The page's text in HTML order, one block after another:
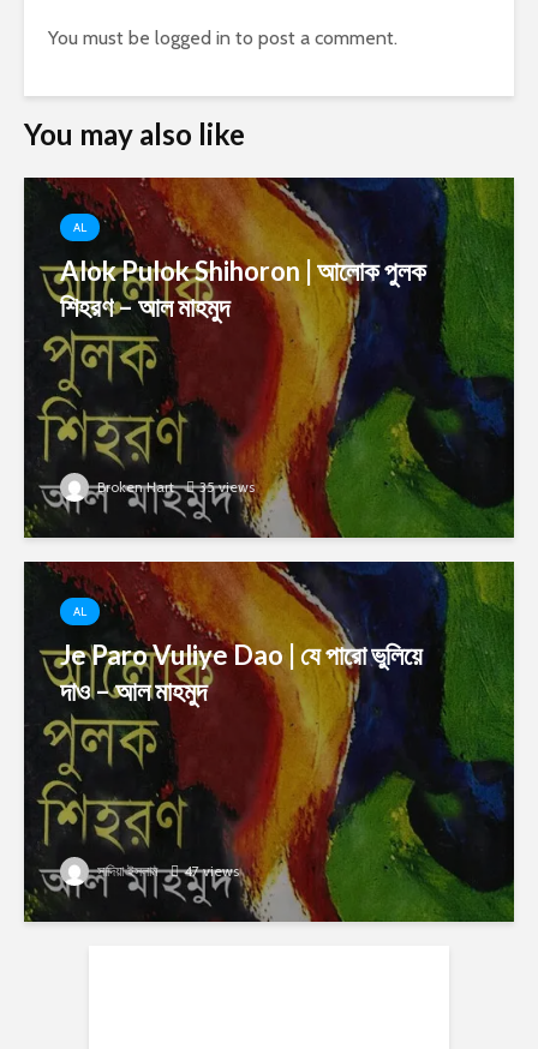
You must be logged in to post a comment.
You may also like
AL
Alok Pulok Shihoron | আলোক পুলক
শিহরণ – আল মাহমুদ
Broken Hart 35 views
AL
Je Paro Vuliye Dao | যে পারো ভুলিয়ে
দাও – আল মাহমুদ
সাদিয়া ইসলাম 47 views